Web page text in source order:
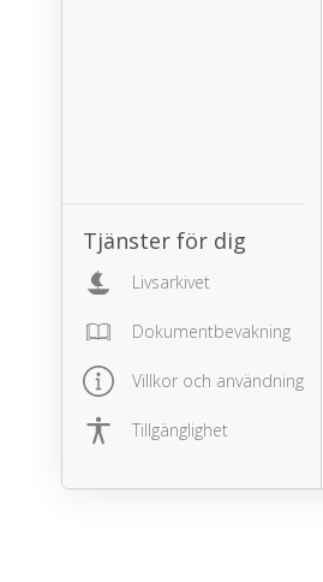
Tjänster för dig
Livsarkivet
Dokumentbevakning
Villkor och användning
Tillgänglighet